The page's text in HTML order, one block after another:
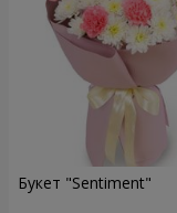
Букет "Sentiment"